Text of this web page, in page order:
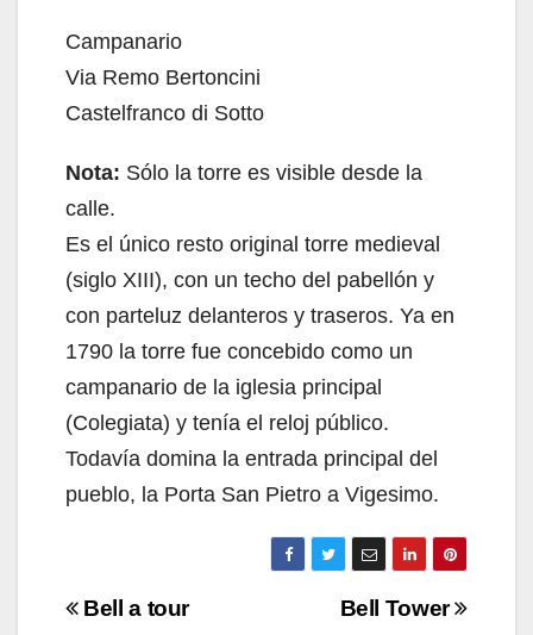
Campanario
Via Remo Bertoncini
Castelfranco di Sotto
Nota: Sólo la torre es visible desde la
calle.
Es el único resto original torre medieval
(siglo XIII), con un techo del pabellón y
con parteluz delanteros y traseros. Ya en
1790 la torre fue concebido como un
campanario de la iglesia principal
(Colegiata) y tenía el reloj público.
Todavía domina la entrada principal del
pueblo, la Porta San Pietro a Vigesimo.
Navigazione
Bell Tower
Bell a tour